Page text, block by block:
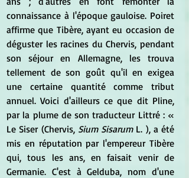
connaissance à l'époque gauloise. Poiret
affirme que Tibère, ayant eu occasion de
déguster les racines du Chervis, pendant
son séjour en Allemagne, les trouva
tellement de son goût qu'il en exigea
une certaine quantité comme tribut
annuel. Voici d'ailleurs ce que dit Pline,
par la plume de son traducteur Littré : «
Le Siser (Chervis, Sium Sisarum L. ), a été
mis en réputation par l'empereur Tibère
qui, tous les ans, en faisait venir de
Germanie. C'est à Gelduba, nom d'une